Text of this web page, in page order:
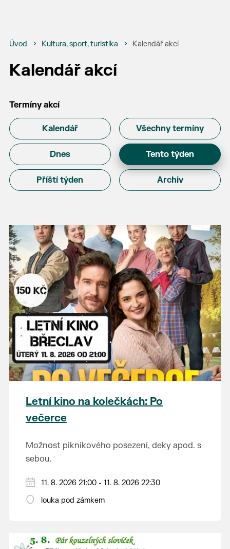
Úvod Kultura, sport, turistika Kalendář akcí
Kalendář akcí
Termíny akcí
Kalendář Všechny termíny
Dnes Tento týden
Příští týden Archiv
Letní kino na kolečkách: Po
večerce
Možnost piknikového posezení, deky apod. s
sebou.
V případě nepřízně počasí se promítání ruší.
Kino otevřeno hodinu před promítáním,
11. 8. 2026 21:00 - 11. 8. 2026 22:30
louka pod zámkem